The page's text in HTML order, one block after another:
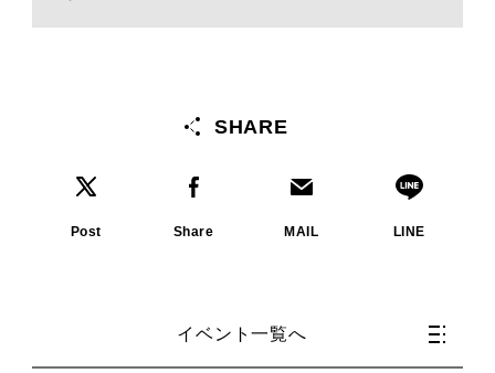
SHARE
Post Share MAIL LINE
イベント一覧へ